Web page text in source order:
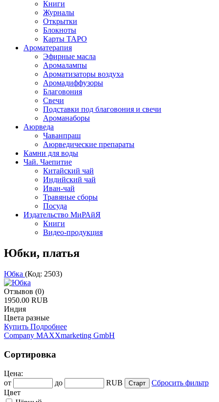
Книги
Журналы
Открытки
Блокноты
Карты ТАРО
Ароматерапия
Эфирные масла
Аромалампы
Ароматизаторы воздуха
Аромадиффузоры
Благовония
Свечи
Подставки под благовония и свечи
Ароманаборы
Аюрведа
Чаванпраш
Аюрведические препараты
Камни для воды
Чай. Чаепитие
Китайский чай
Индийский чай
Иван-чай
Травяные сборы
Посуда
Издательство МиРАйЯ
Книги
Видео-продукция
Юбки, платья
Юбка (Код: 2503)
Отзывов (0)
1950.00 RUB
Индия
Цвета разные
Купить Подробнее
Company MAXXmarketing GmbH
Сортировка
Цена:
от
до RUB
Сбросить фильтр
Цвет